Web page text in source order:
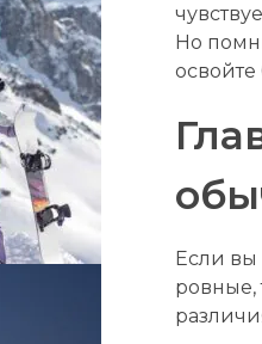
Но
Если вы
ровные,